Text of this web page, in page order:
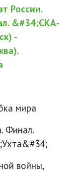
России.
&#34;СКА-
-
мира
Финал.
войны,